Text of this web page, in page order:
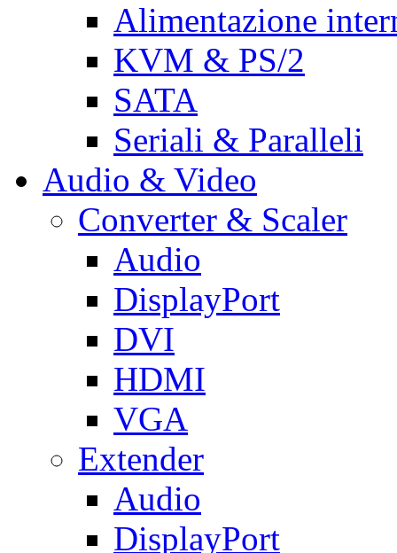
Alimentazione
KVM & PS/2
SATA
Seriali & Paralleli
Audio & Video
Converter & Scaler
Audio
DisplayPort
DVI
HDMI
VGA
Extender
Audio
DisplayPort